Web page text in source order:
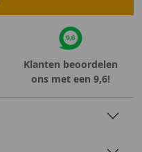
Klanten beoordelen
ons met een 9,6!